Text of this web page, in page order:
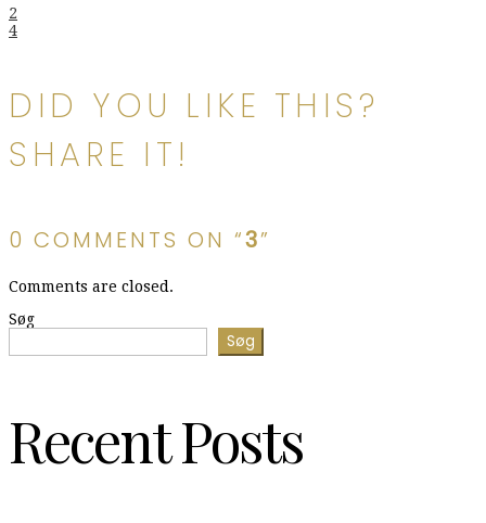
Indlægsnavigation
2
4
DID YOU LIKE THIS?
SHARE IT!
0 COMMENTS ON “3”
Comments are closed.
Søg
Søg
Recent Posts